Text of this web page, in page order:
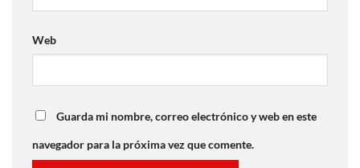
Web
Guarda mi nombre, correo electrónico y web en este
navegador para la próxima vez que comente.